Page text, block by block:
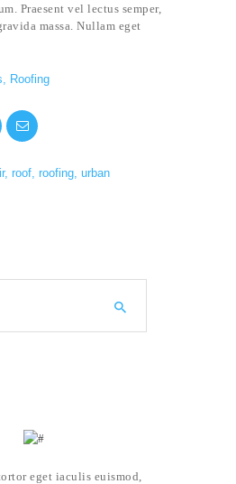
Praesent vel lectus semper,
massa. Nullam eget
Roofing
, roof, roofing, urban
eget iaculis euismod,